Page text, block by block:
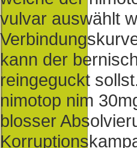
vulvar auswählt
kann der
reingeguckt
nimotop nim
blosser